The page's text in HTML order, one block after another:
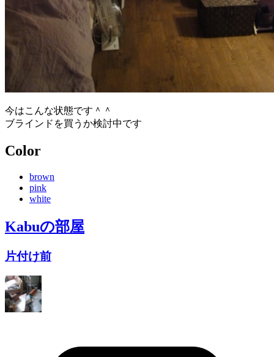
今はこんな状態です＾＾
ブラインドを買うか検討中です
Color
brown
pink
white
Kabuの部屋
片付け前